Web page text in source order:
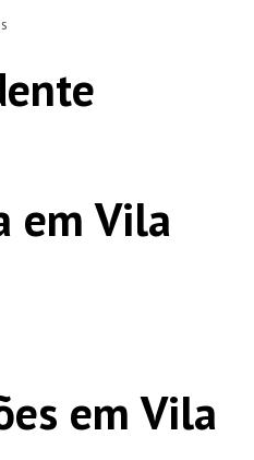
em Vila
em Vila